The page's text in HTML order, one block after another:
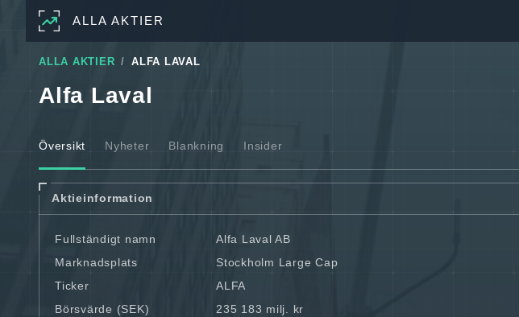
ALLA AKTIER
ALLA AKTIER ALFA LAVAL
Alfa Laval
Översikt Nyheter Blankning Insider
Aktieinformation
Fullständigt namn
Alfa Laval AB
Marknadsplats
Stockholm Large Cap
Ticker
ALFA
Börsvärde (SEK)
235 183 milj. kr